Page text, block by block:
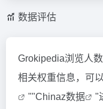
数据评估
Grokipedia浏览人
相关权重信息，可
""Chinaz数据
"